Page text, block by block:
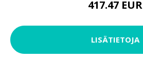
417.47 EUR
LISÄTIETOJA